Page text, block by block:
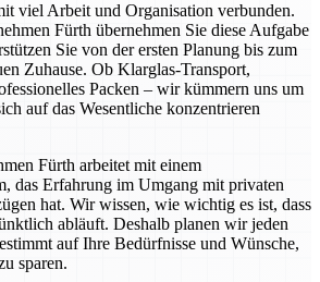
viel Arbeit und Organisation verbunden.
Fürth übernehmen Sie diese Aufgabe
Sie von der ersten Planung bis zum
Zuhause. Ob Klarglas-Transport,
Packen – wir kümmern uns um
auf das Wesentliche konzentrieren
Fürth arbeitet mit einem
das Erfahrung im Umgang mit privaten
hat. Wir wissen, wie wichtig es ist, dass
abläuft. Deshalb planen wir jeden
auf Ihre Bedürfnisse und Wünsche,
sparen.